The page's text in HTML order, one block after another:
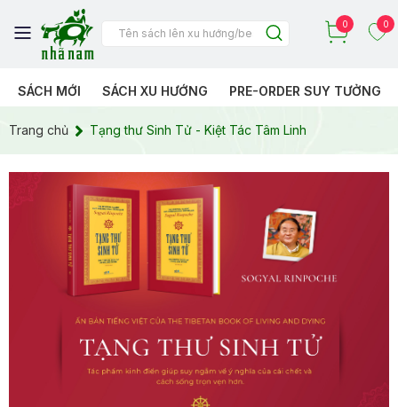
0 0
SÁCH MỚI SÁCH XU HƯỚNG PRE-ORDER SUY TƯỞNG
Trang chủ Tạng thư Sinh Tử - Kiệt Tác Tâm Linh